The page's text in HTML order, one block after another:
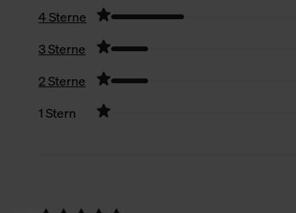
4 Sterne
3 Sterne
2 Sterne
1 Stern